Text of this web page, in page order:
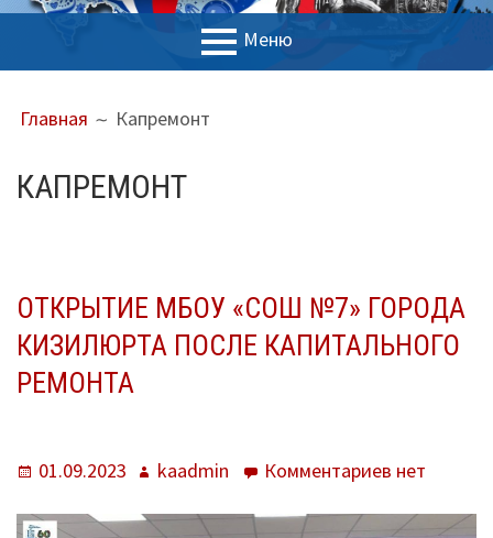
Меню
МЕНЮ
Наш коллектив
Система образования
Контроль исполнения
Методистам
НА
(ХЛЕБНЫЕ
Главная Капремонт
КАПРЕМОНТ
ОТКРЫТИЕ МБОУ «СОШ №7» ГОРОДА
КИЗИЛЮРТА ПОСЛЕ КАПИТАЛЬНОГО
РЕМОНТА
Опубликовано
01.09.2023 Автор
kaadmin Комментариев к
Открытие
нет